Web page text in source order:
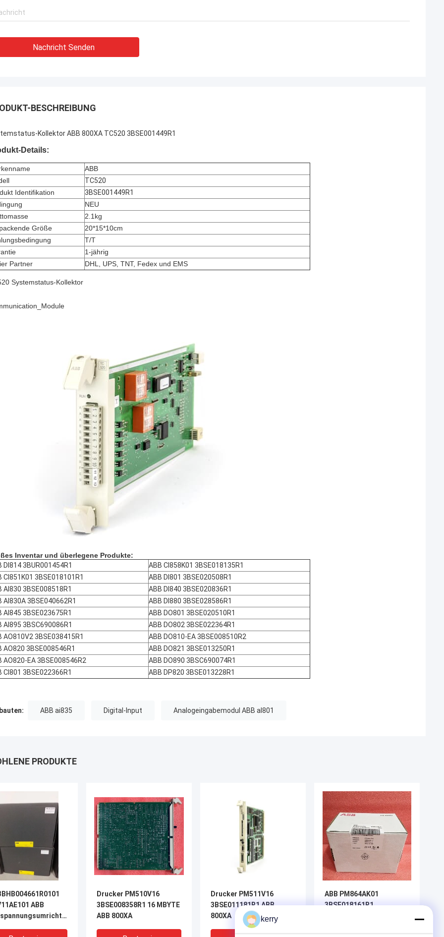
Nachricht Senden
BESCHREIBUNG
Kollektor ABB 800XA TC520 3BSE001449R1
Details:
ABB
TC520
Identifikation
3BSE001449R1
NEU
2.1kg
Größe
20*15*10cm
T/T
1-jährig
Partner
DHL, UPS, TNT, Fedex und EMS
Systemstatus-Kollektor
Inventar und überlegene Produkte:
DI814 3BUR001454R1
ABB CI858K01 3BSE018135R1
CI851K01 3BSE018101R1
ABB DI801 3BSE020508R1
AI830 3BSE008518R1
ABB DI840 3BSE020836R1
AI830A 3BSE040662R1
ABB DI880 3BSE028586R1
AI845 3BSE023675R1
ABB DO801 3BSE020510R1
AI895 3BSC690086R1
ABB DO802 3BSE022364R1
AO810V2 3BSE038415R1
ABB DO810-EA 3BSE008510R2
AO820 3BSE008546R1
ABB DO821 3BSE013250R1
AO820-EA 3BSE008546R2
ABB DO890 3BSC690074R1
CI801 3BSE022366R1
ABB DP820 3BSE013228R1
ABB ai835 Digital-Input Analogeingabemodul ABB aI801
PRODUKTE
ABB
Drucker PM510V16
3BSE008358R1 16 MBYTE
ABB 800XA
Drucker PM511V16
3BSE011181R1 ABB
800XA
ABB PM864AK01
3BSE018161R1
kerry